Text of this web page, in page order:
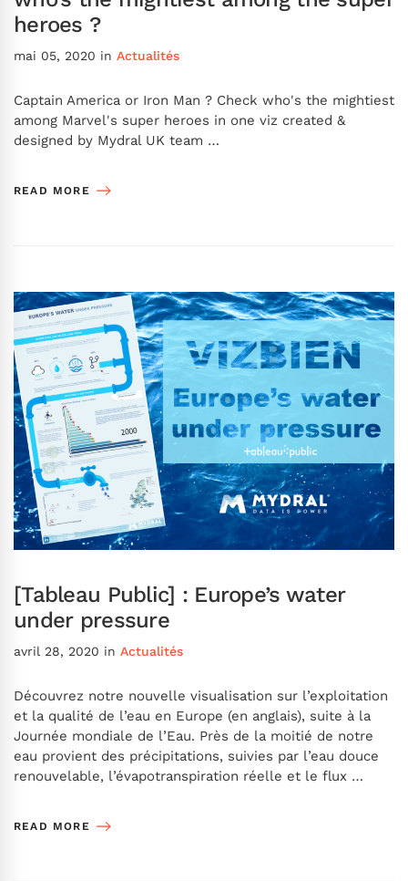
heroes ?
mai 05, 2020 in Actualités
Captain America or Iron Man ? Check who's the mightiest
among Marvel's super heroes in one viz created &
designed by Mydral UK team …
READ MORE
[Tableau Public] : Europe’s water
under pressure
avril 28, 2020 in Actualités
Découvrez notre nouvelle visualisation sur l’exploitation
et la qualité de l’eau en Europe (en anglais), suite à la
Journée mondiale de l’Eau. Près de la moitié de notre
eau provient des précipitations, suivies par l’eau douce
renouvelable, l’évapotranspiration réelle et le flux …
READ MORE